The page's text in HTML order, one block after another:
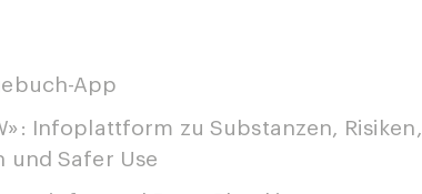
App
Infoplattform zu Substanzen, Risiken,
und Safer Use